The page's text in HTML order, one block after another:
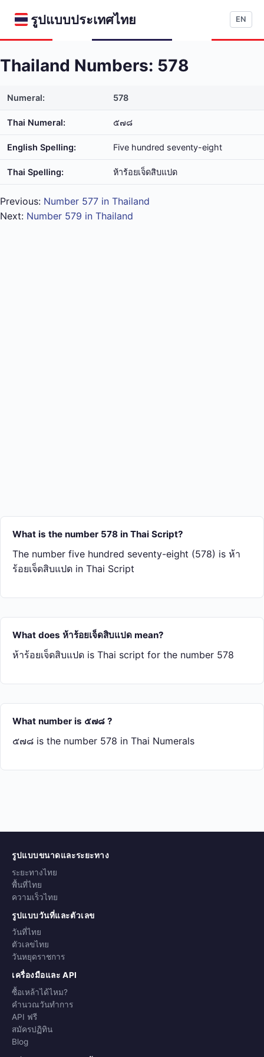
รูปแบบประเทศไทย EN
Thailand Numbers: 578
Numeral: 578
Thai Numeral: ๕๗๘
English Spelling: Five hundred seventy-eight
Thai Spelling: ห้า​ร้อย​เจ็ด​สิบ​แปด
Previous: Number 577 in Thailand
Next: Number 579 in Thailand
What is the number 578 in Thai Script?
The number five hundred seventy-eight (578) is ห้า​
ร้อย​เจ็ด​สิบ​แปด in Thai Script
What does ห้า​ร้อย​เจ็ด​สิบ​แปด mean?
ห้า​ร้อย​เจ็ด​สิบ​แปด is Thai script for the number 578
What number is ๕๗๘ ?
๕๗๘ is the number 578 in Thai Numerals
รูปแบบขนาดและระยะทาง
ระยะทางไทย
พื้นที่ไทย
ความเร็วไทย
รูปแบบวันที่และตัวเลข
วันที่ไทย
ตัวเลขไทย
วันหยุดราชการ
เครื่องมือและ API
ซื้อเหล้าได้ไหม?
คำนวณวันทำการ
API ฟรี
สมัครปฏิทิน
Blog